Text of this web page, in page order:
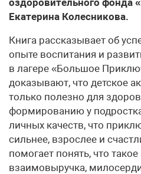
оздоровительного фонда
Екатерина Колесникова.
Книга рассказывает об
опыте воспитания и
в лагере «Большое
доказывают, что детское
только полезно для
формированию у
личных качеств, что
сильнее, взрослее и
помогает понять, что
взаимовыручка,